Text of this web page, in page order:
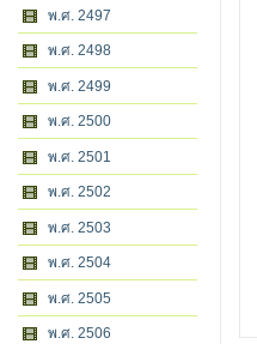
พ.ศ. 2497
พ.ศ. 2498
พ.ศ. 2499
พ.ศ. 2500
พ.ศ. 2501
พ.ศ. 2502
พ.ศ. 2503
พ.ศ. 2504
พ.ศ. 2505
พ.ศ. 2506